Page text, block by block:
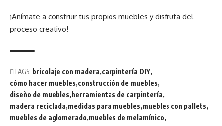
¡Anímate a construir tus propios muebles y disfruta del
proceso creativo!
TAGS: bricolaje con madera carpintería DIY
cómo hacer muebles construcción de muebles
diseño de muebles herramientas de carpintería
madera reciclada medidas para muebles muebles con pallets
muebles de aglomerado muebles de melamínico